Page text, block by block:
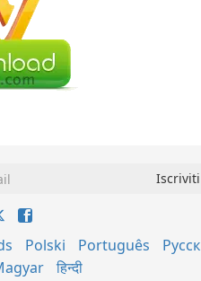
Polski Português
हिन्दी